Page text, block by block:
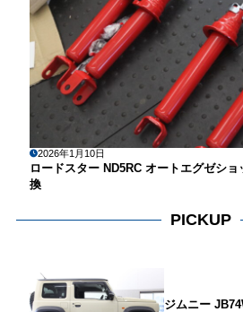
2026年1月10日
ロードスター ND5RC オートエグゼシ
換
PICKUP
ジムニー